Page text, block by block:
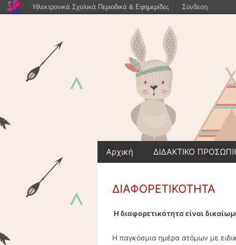
Αρχική ΔΙΔΑΚΤΙΚΟ
ΔΙΑΦΟΡΕΤΙΚΟΤΗΤΑ
Η διαφορετικότητα είναι
Η παγκόσμια ημέρα ατόμων με
Ηλεκτρονικά Σχολικά Περιοδικά & Εφημερίδες Σύνδεση